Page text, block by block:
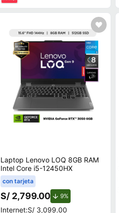
Laptop Lenovo LOQ 8GB RAM
Intel Core i5-12450HX
con tarjeta
S/ 2,799.00 9%de descuento.
Internet:S/ 3,099.00